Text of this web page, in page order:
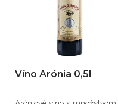
Víno Arónia 0,5l